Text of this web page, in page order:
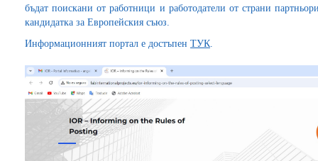
бъдат поискани от работници и работодатели от страни
кандидатка за Европейския съюз.
Информационният портал е достъпен ТУК.